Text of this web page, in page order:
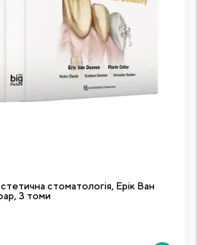
стоматологія, Ерік Ван
3 томи